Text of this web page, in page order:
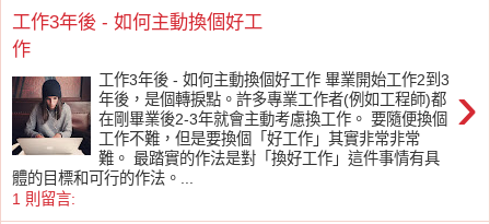
工作3年後 - 如何主動換個好工
作
›
工作3年後 - 如何主動換個好工作 畢業開始工作2到3
年後，是個轉捩點。許多專業工作者(例如工程師)都
在剛畢業後2-3年就會主動考慮換工作。 要隨便換個
工作不難，但是要換個「好工作」其實非常非常
難。 最踏實的作法是對「換好工作」這件事情有具
體的目標和可行的作法。...
1 則留言: